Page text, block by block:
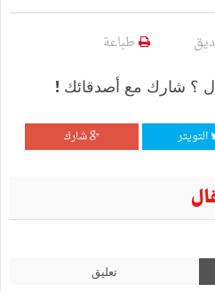
طباعة
؟ شارك مع أصدقائك !
التويتر شارك
تعليق